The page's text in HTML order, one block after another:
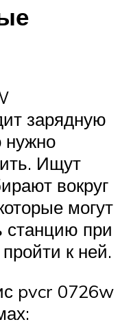
зарядную
нужно
Ищут
вокруг
могут
станцию при
к ней.
pvcr 0726w